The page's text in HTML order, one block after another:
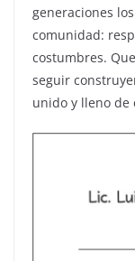
generaciones
comunidad:
costumbres.
seguir
unido y lleno de